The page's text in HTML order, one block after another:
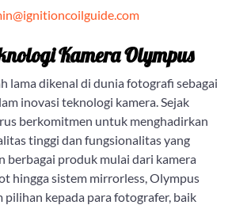
Kamera Olympus
lama dikenal di dunia fotografi sebagai
inovasi teknologi kamera. Sejak
berkomitmen untuk menghadirkan
tinggi dan fungsionalitas yang
berbagai produk mulai dari kamera
hingga sistem mirrorless, Olympus
pilihan kepada para fotografer, baik